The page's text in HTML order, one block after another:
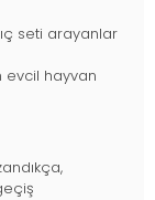
seti arayanlar
evcil hayvan